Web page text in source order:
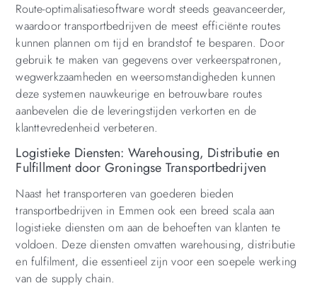
Route-optimalisatiesoftware wordt steeds geavanceerder,
waardoor transportbedrijven de meest efficiënte routes
kunnen plannen om tijd en brandstof te besparen. Door
gebruik te maken van gegevens over verkeerspatronen,
wegwerkzaamheden en weersomstandigheden kunnen
deze systemen nauwkeurige en betrouwbare routes
aanbevelen die de leveringstijden verkorten en de
klanttevredenheid verbeteren.
Logistieke Diensten: Warehousing, Distributie en
Fulfillment door Groningse Transportbedrijven
Naast het transporteren van goederen bieden
transportbedrijven in Emmen ook een breed scala aan
logistieke diensten om aan de behoeften van klanten te
voldoen. Deze diensten omvatten warehousing, distributie
en fulfilment, die essentieel zijn voor een soepele werking
van de supply chain.